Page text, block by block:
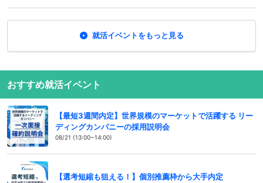
就活イベントをもっと見る
おすすめ就活イベント
【最短3週間内定】世界規模のマーケットで活躍する リー
ディングカンパニーの採用説明会
08/21 (13:00~14:00)
【選考短縮も狙える！】個別推薦枠から大手内定